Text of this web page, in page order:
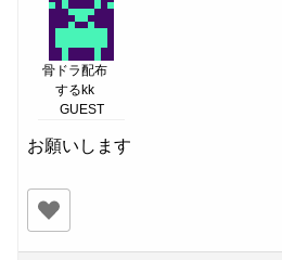
骨ドラ配布
するkk
GUEST
お願いします